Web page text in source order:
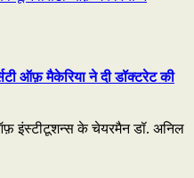
ऑफ़ मैकेरिया ने दी डॉक्टरेट की
इंस्टीटूशन्स के चेयरमैन डॉ. अनिल